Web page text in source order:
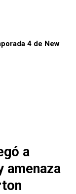
4 de New
a
amenaza